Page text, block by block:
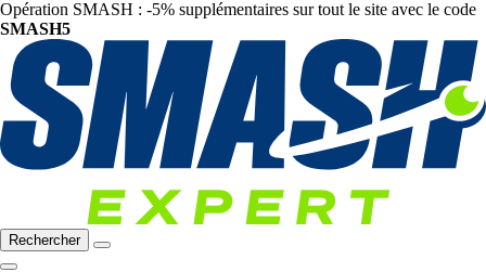
Opération SMASH : -5% supplémentaires sur tout le site avec le code
SMASH5
Rechercher